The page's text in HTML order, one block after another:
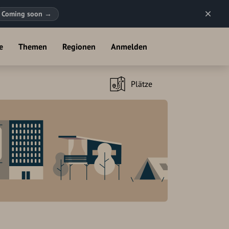
Coming soon →
Themen Regionen Anmelden
Plätze